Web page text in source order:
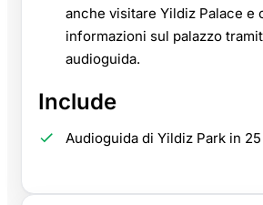
anche visitare Yildiz Palace e
informazioni sul palazzo
audioguida.
Include
Audioguida di Yildiz Park in